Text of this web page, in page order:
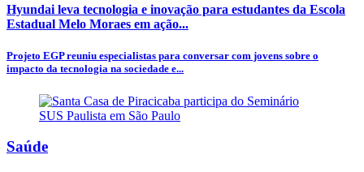
Hyundai leva tecnologia e inovação para estudantes da Escola
Estadual Melo Moraes em ação...
Projeto EGP reuniu especialistas para conversar com jovens sobre o
impacto da tecnologia na sociedade e...
Saúde